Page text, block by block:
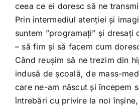
ceea ce ei doresc să ne
Prin intermediul atenției și
suntem ”programați” și dresați
– să fim și să facem cum
Când reușim să ne trezim din
indusă de școală, de mass-
care ne-am născut și începem
întrebări cu privire la noi